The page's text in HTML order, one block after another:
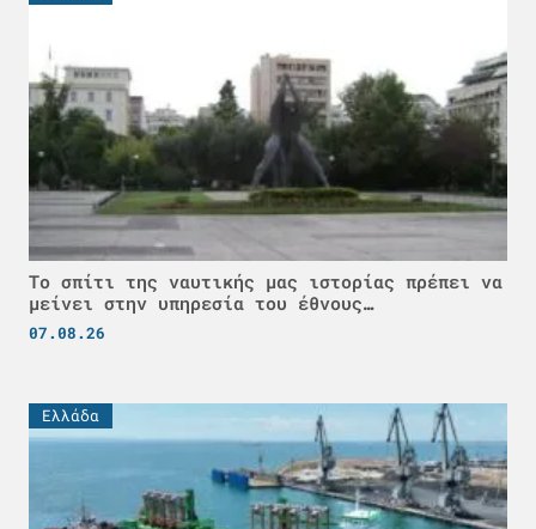
Το σπίτι της ναυτικής μας ιστορίας πρέπει να
μείνει στην υπηρεσία του έθνους…
07.08.26
Ελλάδα